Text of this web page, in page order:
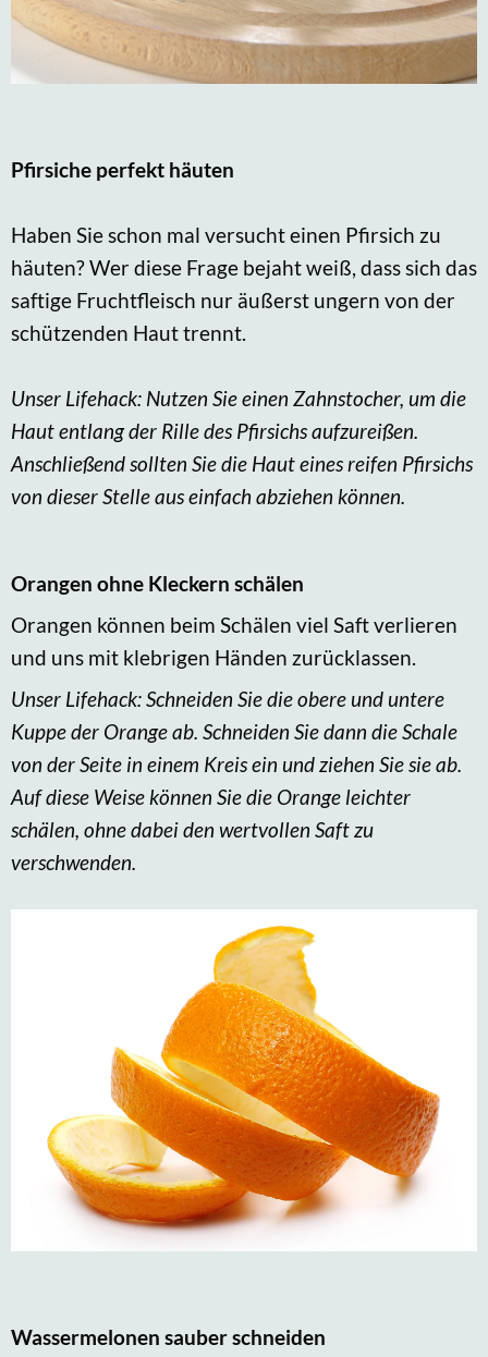
Pfirsiche perfekt häuten
Haben Sie schon mal versucht einen Pfirsich zu
häuten? Wer diese Frage bejaht weiß, dass sich das
saftige Fruchtfleisch nur äußerst ungern von der
schützenden Haut trennt.
Unser Lifehack: Nutzen Sie einen Zahnstocher, um die
Haut entlang der Rille des Pfirsichs aufzureißen.
Anschließend sollten Sie die Haut eines reifen Pfirsichs
von dieser Stelle aus einfach abziehen können.
Orangen ohne Kleckern schälen
Orangen können beim Schälen viel Saft verlieren
und uns mit klebrigen Händen zurücklassen.
Unser Lifehack: Schneiden Sie die obere und untere
Kuppe der Orange ab. Schneiden Sie dann die Schale
von der Seite in einem Kreis ein und ziehen Sie sie ab.
Auf diese Weise können Sie die Orange leichter
schälen, ohne dabei den wertvollen Saft zu
verschwenden.
Wassermelonen sauber schneiden